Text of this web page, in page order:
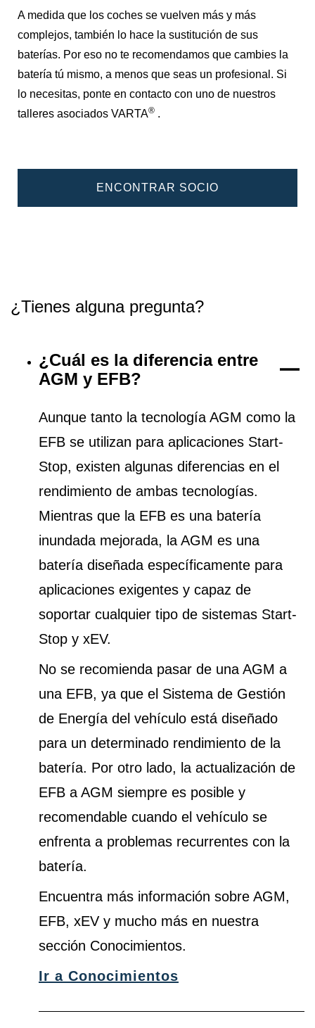
A medida que los coches se vuelven más y más
complejos, también lo hace la sustitución de sus
baterías. Por eso no te recomendamos que cambies la
batería tú mismo, a menos que seas un profesional. Si
lo necesitas, ponte en contacto con uno de nuestros
talleres asociados VARTA® .
ENCONTRAR SOCIO
¿Tienes alguna pregunta?
¿Cuál es la diferencia entre
AGM y EFB?
Aunque tanto la tecnología AGM como la
EFB se utilizan para aplicaciones Start-
Stop, existen algunas diferencias en el
rendimiento de ambas tecnologías.
Mientras que la EFB es una batería
inundada mejorada, la AGM es una
batería diseñada específicamente para
aplicaciones exigentes y capaz de
soportar cualquier tipo de sistemas Start-
Stop y xEV.
No se recomienda pasar de una AGM a
una EFB, ya que el Sistema de Gestión
de Energía del vehículo está diseñado
para un determinado rendimiento de la
batería. Por otro lado, la actualización de
EFB a AGM siempre es posible y
recomendable cuando el vehículo se
enfrenta a problemas recurrentes con la
batería.
Encuentra más información sobre AGM,
EFB, xEV y mucho más en nuestra
sección Conocimientos.
Ir a Conocimientos